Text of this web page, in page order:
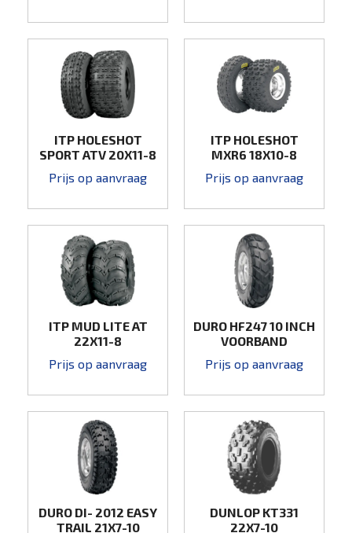
ITP HOLESHOT
SPORT ATV 20X11-8
Prijs op aanvraag
ITP HOLESHOT
MXR6 18X10-8
Prijs op aanvraag
ITP MUD LITE AT
22X11-8
Prijs op aanvraag
DURO HF247 10 INCH
VOORBAND
Prijs op aanvraag
DURO DI- 2012 EASY
TRAIL 21X7-10
DUNLOP KT331
22X7-10